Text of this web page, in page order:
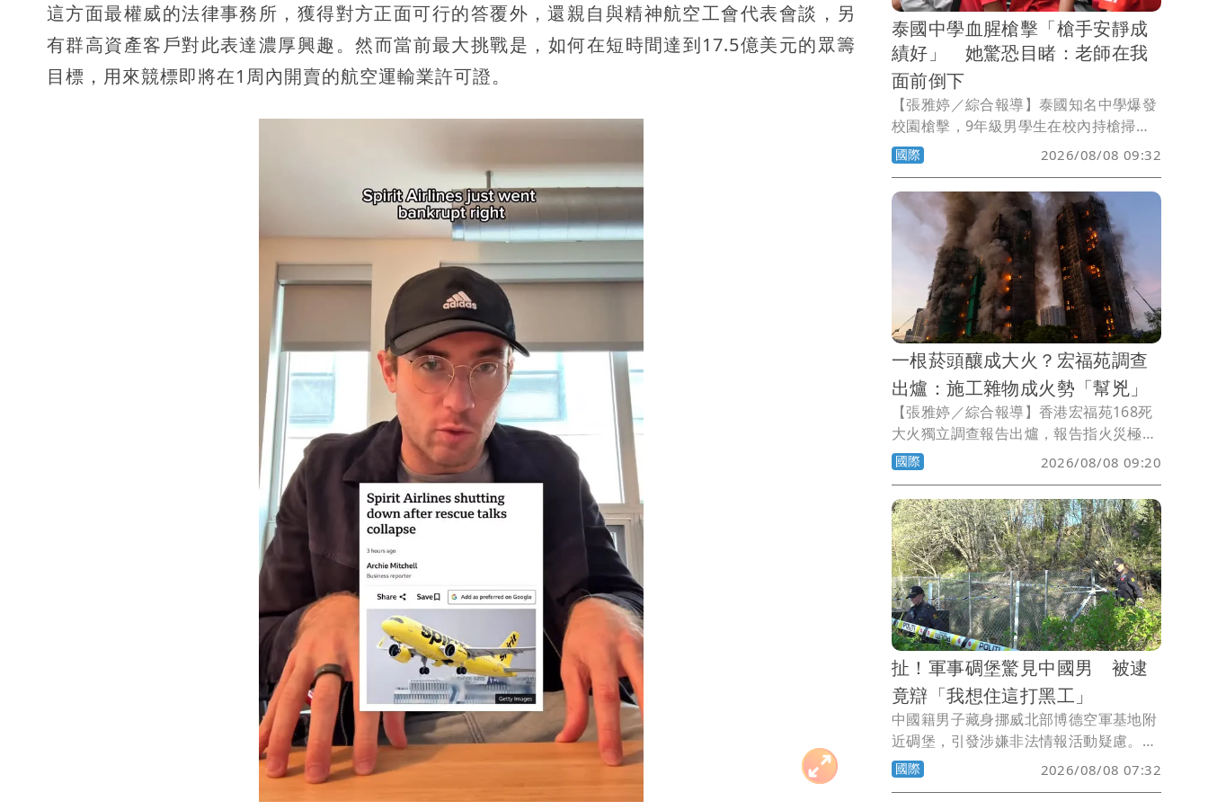
這方面最權威的法律事務所，獲得對方正面可行的答覆外，還親自與精神航空工會代表會談，另
有群高資產客戶對此表達濃厚興趣。然而當前最大挑戰是，如何在短時間達到17.5億美元的眾籌
目標，用來競標即將在1周內開賣的航空運輸業許可證。
泰國中學血腥槍擊「槍手安靜成
績好」 她驚恐目睹：老師在我
面前倒下
【張雅婷／綜合報導】泰國知名中學爆發
校園槍擊，9年級男學生在校內持槍掃
射，殺害7人後自戕，另有超過30人受
傷，震驚各界。媒體披露，男學生在校成
績優秀，看不出來有攻擊性，不過獨來獨
往，逞凶過程中鎖定教職員下手，最後飲
彈自盡。
國際 2026/08/08 09:32
一根菸頭釀成大火？宏福苑調查
出爐：施工雜物成火勢「幫兇」
【張雅婷／綜合報導】香港宏福苑168死
大火獨立調查報告出爐，報告指火災極可
能是由菸頭引燃可燃物料，加上施工期間
堆積大量易燃雜物，助長火勢迅速蔓延，
才釀成慘劇。
國際 2026/08/08 09:20
扯！軍事碉堡驚見中國男 被逮
竟辯「我想住這打黑工」
中國籍男子藏身挪威北部博德空軍基地附
近碉堡，引發涉嫌非法情報活動疑慮。挪
威政府以違反簽證規定及逾期居留為由，
將男子驅逐出境。
國際 2026/08/08 07:32